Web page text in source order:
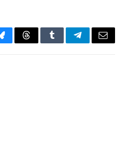
BlueskyThreadsTumblrTelegramEmail